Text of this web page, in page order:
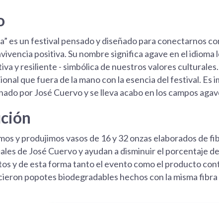
es un festival pensado y diseñado para conectarnos
positiva. Su nombre significa agave en el
y resiliente - simbólica de nuestros valores
que fuera de la mano con la esencia del festival.
por José Cuervo y se lleva acabo en los campos
y produjimos vasos de 16 y 32 onzas elaborados de
de José Cuervo y ayudan a disminuir el porcentaje
y de esta forma tanto el evento como el producto
popotes biodegradables hechos con la misma